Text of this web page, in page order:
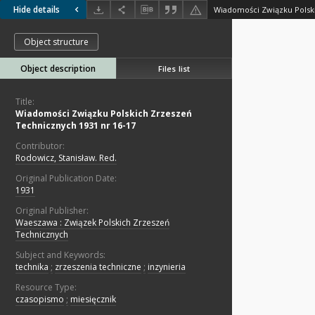
Hide details
Object structure
Object description Files list
Title:
Wiadomości Związku Polskich Zrzeszeń
Technicznych 1931 nr 16-17
Contributor:
Rodowicz, Stanisław. Red.
Original Publication Date:
1931
Original Publisher:
Waeszawa : Związek Polskich Zrzeszeń
Technicznych
Subject and Keywords:
technika ; zrzeszenia techniczne ; inzynieria
Resource Type:
czasopismo ; miesięcznik